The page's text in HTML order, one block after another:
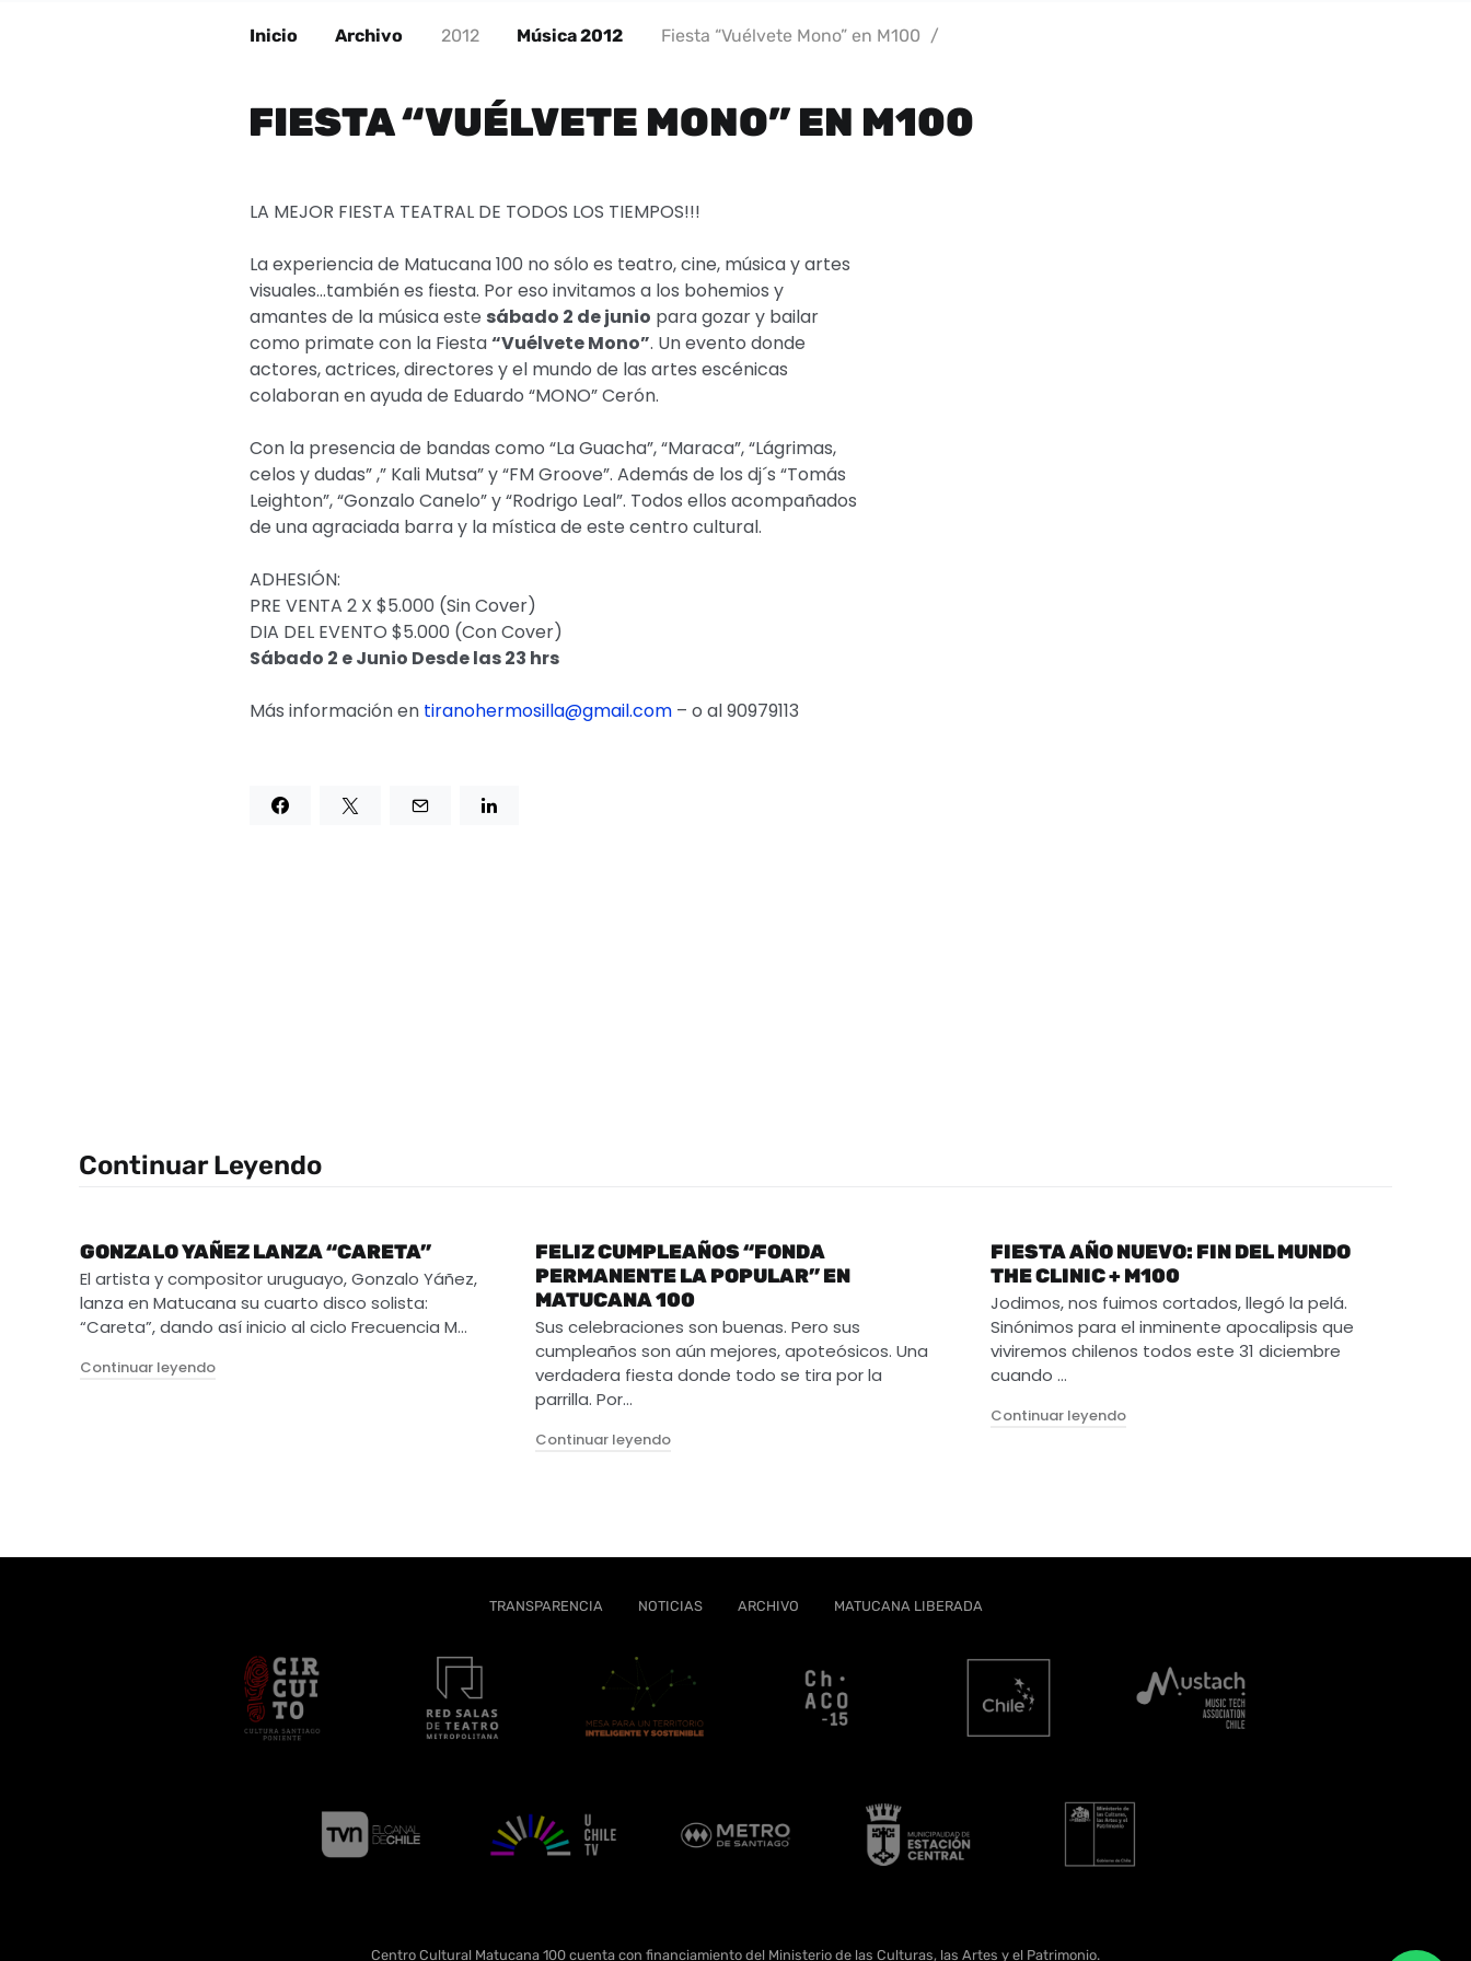
Inicio Archivo 2012 Música 2012 Fiesta “Vuélvete Mono” en M100 /
FIESTA “VUÉLVETE MONO” EN M100
LA MEJOR FIESTA TEATRAL DE TODOS LOS TIEMPOS!!!
La experiencia de Matucana 100 no sólo es teatro, cine, música y artes
visuales…también es fiesta. Por eso invitamos a los bohemios y
amantes de la música este sábado 2 de junio para gozar y bailar
como primate con la Fiesta“Vuélvete Mono”. Un evento donde
actores, actrices, directores y el mundo de las artes escénicas
colaboran en ayuda de Eduardo “MONO” Cerón.
Con la presencia de bandas como “La Guacha”, “Maraca”, “Lágrimas,
celos y dudas” ,” Kali Mutsa” y “FM Groove”. Además de los dj´s “Tomás
Leighton”, “Gonzalo Canelo” y “Rodrigo Leal”. Todos ellos acompañados
de una agraciada barra y la mística de este centro cultural.
ADHESIÓN:
PRE VENTA 2 X $5.000 (Sin Cover)
DIA DEL EVENTO $5.000 (Con Cover)
Sábado 2 e Junio Desde las 23 hrs
Más información en tiranohermosilla@gmail.com – o al 90979113
Continuar Leyendo
GONZALO YAÑEZ LANZA “CARETA”
El artista y compositor uruguayo, Gonzalo Yáñez,
lanza en Matucana su cuarto disco solista:
“Careta”, dando así inicio al ciclo Frecuencia M…
Continuar leyendo"GONZALO YAÑEZ LANZA “CARETA”"
FELIZ CUMPLEAÑOS “FONDA
PERMANENTE LA POPULAR” EN
MATUCANA 100
Sus celebraciones son buenas. Pero sus
cumpleaños son aún mejores, apoteósicos. Una
verdadera fiesta donde todo se tira por la
parrilla. Por…
Continuar leyendo"Feliz Cumpleaños “FONDA PERMANENTE LA POPULAR” en Matucana 100"
FIESTA AÑO NUEVO: FIN DEL MUNDO
THE CLINIC + M100
Jodimos, nos fuimos cortados, llegó la pelá.
Sinónimos para el inminente apocalipsis que
viviremos chilenos todos este 31 diciembre
cuando …
Continuar leyendo"Fiesta Año Nuevo: FIN DEL MUNDO The Clinic +
TRANSPARENCIA NOTICIAS ARCHIVO MATUCANA LIBERADA
Centro Cultural Matucana 100 cuenta con financiamiento del Ministerio de las Culturas, las Artes y el Patrimonio.